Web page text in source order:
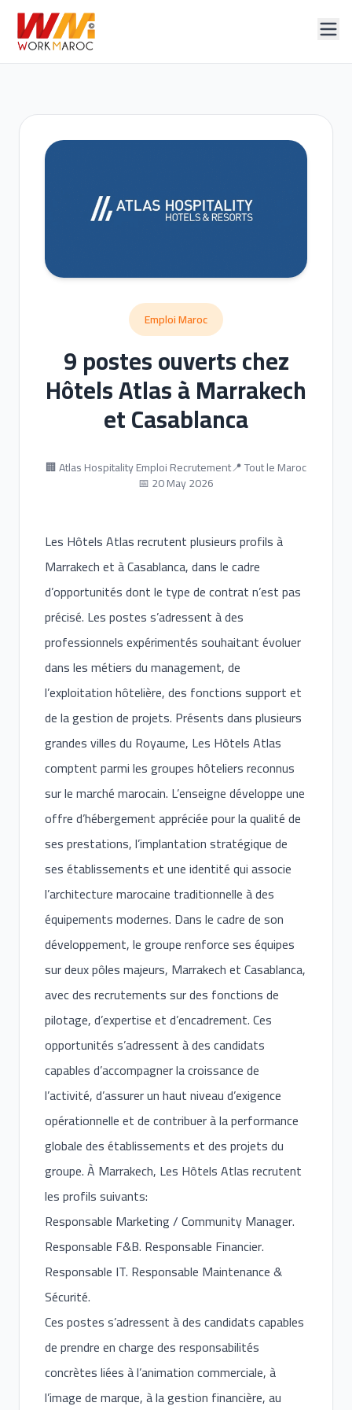
Emploi Maroc
9 postes ouverts chez
Hôtels Atlas à Marrakech
et Casablanca
🏢 Atlas Hospitality Emploi Recrutement📍 Tout le Maroc
📅 20 May 2026
Les Hôtels Atlas recrutent plusieurs profils à
Marrakech et à Casablanca, dans le cadre
d’opportunités dont le type de contrat n’est pas
précisé. Les postes s’adressent à des
professionnels expérimentés souhaitant évoluer
dans les métiers du management, de
l’exploitation hôtelière, des fonctions support et
de la gestion de projets. Présents dans plusieurs
grandes villes du Royaume, Les Hôtels Atlas
comptent parmi les groupes hôteliers reconnus
sur le marché marocain. L’enseigne développe une
offre d’hébergement appréciée pour la qualité de
ses prestations, l’implantation stratégique de
ses établissements et une identité qui associe
l’architecture marocaine traditionnelle à des
équipements modernes. Dans le cadre de son
développement, le groupe renforce ses équipes
sur deux pôles majeurs, Marrakech et Casablanca,
avec des recrutements sur des fonctions de
pilotage, d’expertise et d’encadrement. Ces
opportunités s’adressent à des candidats
capables d’accompagner la croissance de
l’activité, d’assurer un haut niveau d’exigence
opérationnelle et de contribuer à la performance
globale des établissements et des projets du
groupe. À Marrakech, Les Hôtels Atlas recrutent
les profils suivants:
Responsable Marketing / Community Manager.
Responsable F&B. Responsable Financier.
Responsable IT. Responsable Maintenance &
Sécurité.
Ces postes s’adressent à des candidats capables
de prendre en charge des responsabilités
concrètes liées à l’animation commerciale, à
l’image de marque, à la gestion financière, au